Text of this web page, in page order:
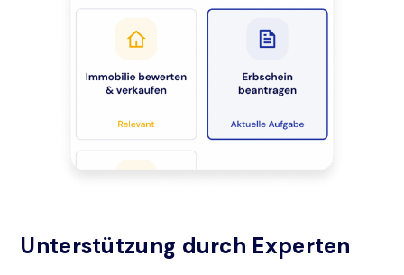
Unterstützung durch Experten